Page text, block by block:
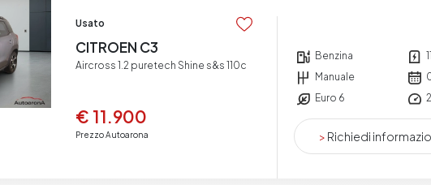
Usato
CITROEN C3
Aircross 1.2 puretech Shine s&s 110c
€ 11.900
Prezzo Autoarona
Benzina
Manuale
Euro 6
> Richiedi